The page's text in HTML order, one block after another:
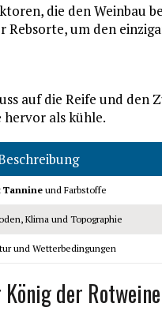
die den Weinbau
um den
auf die Reife und den
hervor als kühle.
Tannineund Farbstoffe
Klima und Topographie
und Wetterbedingungen
der Rotweine